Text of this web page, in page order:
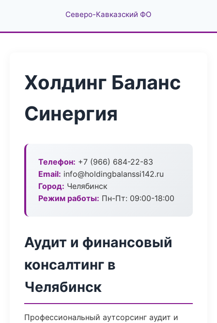
Северо-Кавказский ФО
Холдинг Баланс
Синергия
Телефон: +7 (966) 684-22-83
Email: info@holdingbalanssi142.ru
Город: Челябинск
Режим работы: Пн-Пт: 09:00-18:00
Аудит и финансовый
консалтинг в
Челябинск
Профессиональный аутсорсинг аудит и